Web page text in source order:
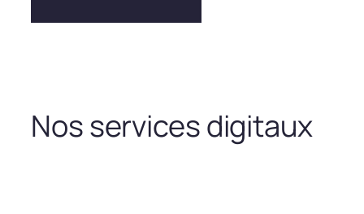
Nos services digitaux